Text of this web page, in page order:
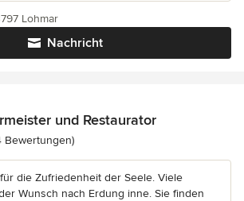
Nachricht
Lohmar
und Restaurator
5 von 5 Sternen
Bewertungen)
die Zufriedenheit der Seele. Viele
Wunsch nach Erdung inne. Sie finden